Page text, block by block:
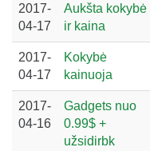
2017-
04-17
Aukšta kokybė
ir kaina
2017-
04-17
Kokybė
kainuoja
2017-
04-16
Gadgets nuo
0.99$ +
užsidirbk